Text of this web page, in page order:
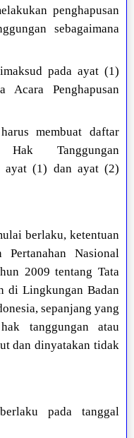
penghapusan
sebagaimana
pada ayat (1)
Penghapusan
membuat daftar
Hak Tanggungan
ayat (1) dan ayat (2)
berlaku, ketentuan
Pertanahan Nasional
2009 tentang Tata
di Lingkungan Badan
sepanjang yang
tanggungan atau
dan dinyatakan tidak
pada tanggal